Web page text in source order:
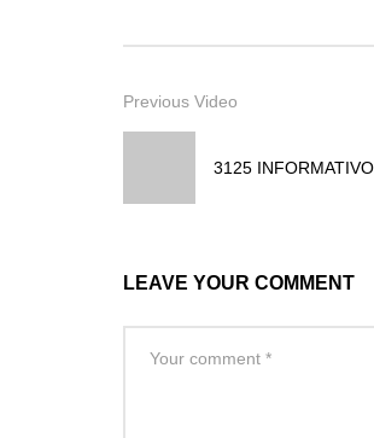
Previous Video
3125
LEAVE YOUR COMMENT